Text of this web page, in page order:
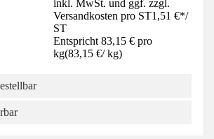
inkl. MwSt. und ggf. zzgl.
Versandkosten pro ST1,51 €*/
ST
Entspricht 83,15 € pro
kg(83,15 €/ kg)